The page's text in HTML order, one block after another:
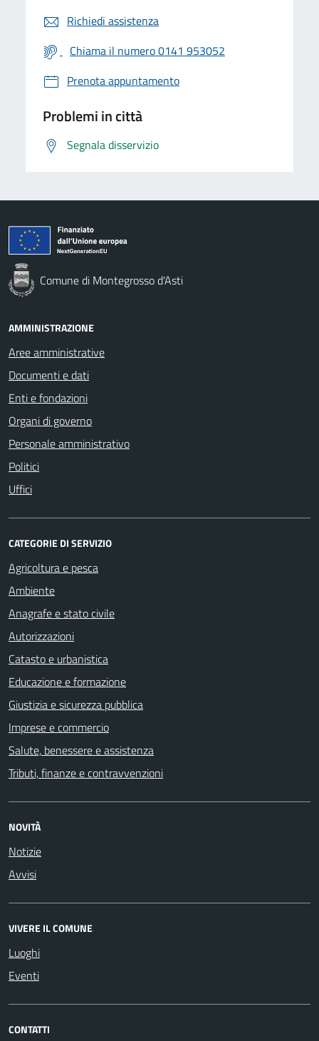
Richiedi assistenza
Chiama il numero 0141 953052
Prenota appuntamento
Problemi in città
Segnala disservizio
Comune di Montegrosso d'Asti
AMMINISTRAZIONE
Aree amministrative
Documenti e dati
Enti e fondazioni
Organi di governo
Personale amministrativo
Politici
Uffici
CATEGORIE DI SERVIZIO
Agricoltura e pesca
Ambiente
Anagrafe e stato civile
Autorizzazioni
Catasto e urbanistica
Educazione e formazione
Giustizia e sicurezza pubblica
Imprese e commercio
Salute, benessere e assistenza
Tributi, finanze e contravvenzioni
NOVITÀ
Notizie
Avvisi
VIVERE IL COMUNE
Luoghi
Eventi
CONTATTI